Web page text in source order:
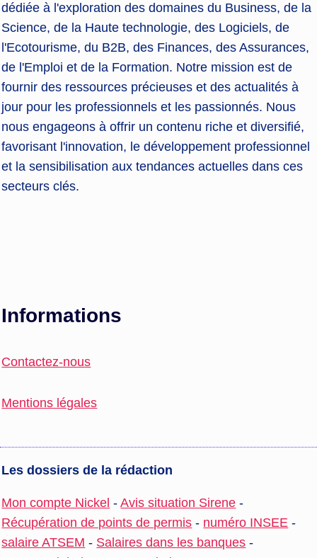
dédiée à l'exploration des domaines du Business, de la
Science, de la Haute technologie, des Logiciels, de
l'Ecotourisme, du B2B, des Finances, des Assurances,
de l'Emploi et de la Formation. Notre mission est de
fournir des ressources précieuses et des actualités à
jour pour les professionnels et les passionnés. Nous
nous engageons à offrir un contenu riche et diversifié,
favorisant l'innovation, le développement professionnel
et la sensibilisation aux tendances actuelles dans ces
secteurs clés.
Informations
Contactez-nous
Mentions légales
Les dossiers de la rédaction
Mon compte Nickel -Avis situation Sirene -
Récupération de points de permis - numéro INSEE -
salaire ATSEM - Salaires dans les banques -